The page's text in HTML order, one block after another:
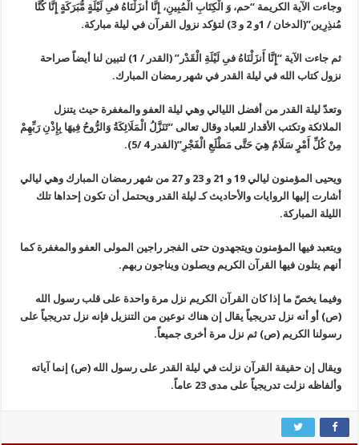
وجاءت الآیة الکریمة “حم، وَ الْکِتَابِ الْمُبِینِ، إِنَّا أَنزَلْنَاهُ فىِ لَیْلَةٍ مُّبَرَکَةٍ إِنَّا کُنَّا
مُنذِرِین‏”(الدخان / 1و 2 و 3) لتؤکد نزول القرآن في لیلة مبارکة.
ثم جاءت الآیة “إِنَّا أَنزَلْنَاهُ فىِ لَیْلَةِ الْقَدْر” (القدر / 1) لتبین لنا أیضاً صراحة
نزول کتاب الله في لیلة القدر في شهر رمضان المبارك.
وتعدّ لیلة القدر من أفضل اللیالي وهي لیلة العفو والمغفرة حیث یتنزل
الملائکة وتکتب الأقدار للعباد وقال تعالی “تَنَزَّلُ الْمَلَائِكَةُ وَالرُّوحُ فِيهَا بِإِذْنِ رَبِّهِمْ
مِنْ كُلِّ أَمْرٍ سَلَامٌ هِيَ حَتَّى مَطْلَعِ الْفَجْرِ”(القدر 4 /5).
ویحیی المؤمنون لیالي 19 و 21 و 23 و 27 من شهر رمضان المبارك وهي لیالي
أشارت إلیها الروایات والأحادیث کـ لیلة القدر ویحتمل أن تکون إحداها تلك
اللیلة المبارکة.
ویتعبد فیها المؤمنون ویتجهدون حتی الفجر راجین المولی العفو والمغفرة کما
أنهم یتلون فیها القرآن الکریم ویصلون ویناجون ربهم.
وفیما یخصّ ما إذا کان القرآن الکریم نزل مرة واحدة علی قلب رسول الله
(ص) أو أنه نزل تدریجیاً یقال إن هناك نوعین من التنزیل فإنه نزل تدریجیاً علی
رسولنا الکریم (ص) ثم نزل مرة أخری جمیعاً.
ویقال إن حقیقة القرآن نزلت في لیلة القدر علی رسول الله (ص) إنما آیاته
وألفاظه نزلت تدریجیاً علی مدی 23 عاماً.